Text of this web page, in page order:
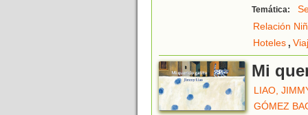
Temática:
Relación
Hoteles,
Mi
LIAO,
GÓMEZ